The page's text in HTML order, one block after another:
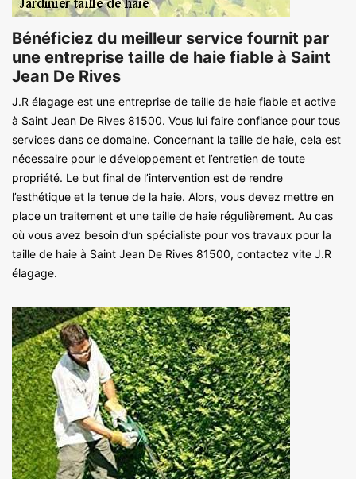
Bénéficiez du meilleur service fournit par
une entreprise taille de haie fiable à Saint
Jean De Rives
J.R élagage est une entreprise de taille de haie fiable et active
à Saint Jean De Rives 81500. Vous lui faire confiance pour tous
services dans ce domaine. Concernant la taille de haie, cela est
nécessaire pour le développement et l’entretien de toute
propriété. Le but final de l’intervention est de rendre
l’esthétique et la tenue de la haie. Alors, vous devez mettre en
place un traitement et une taille de haie régulièrement. Au cas
où vous avez besoin d’un spécialiste pour vos travaux pour la
taille de haie à Saint Jean De Rives 81500, contactez vite J.R
élagage.